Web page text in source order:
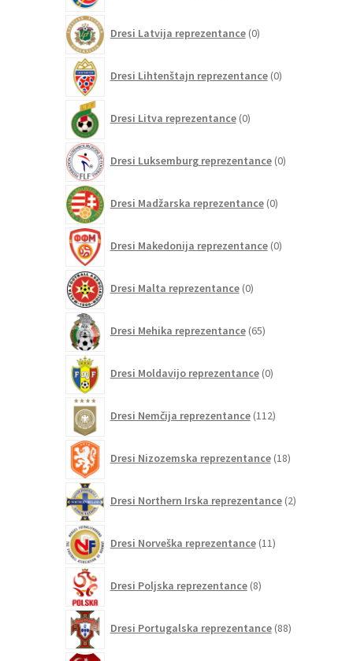
Dresi Latvija reprezentance 0izdelkov
Dresi Lihtenštajn reprezentance 0izdelkov
Dresi Litva reprezentance 0izdelkov
Dresi Luksemburg reprezentance 0izdelkov
Dresi Madžarska reprezentance 0izdelkov
Dresi Makedonija reprezentance 0izdelkov
Dresi Malta reprezentance 0izdelkov
Dresi Mehika reprezentance 65izdelkov
Dresi Moldavijo reprezentance 0izdelkov
Dresi Nemčija reprezentance 112izdelkov
Dresi Nizozemska reprezentance 18izdelkov
Dresi Northern Irska reprezentance 2izdelka
Dresi Norveška reprezentance 11izdelkov
Dresi Poljska reprezentance 8izdelkov
Dresi Portugalska reprezentance 88izdelkov